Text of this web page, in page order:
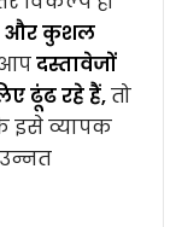
और कुशल
आपदस्तावेजों
ढूंढ रहे हैं,तो
इसे व्यापक